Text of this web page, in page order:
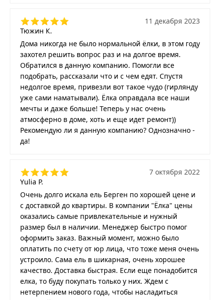
Тюжин К.
11 декабря 2023
Дома никогда не было нормальной ёлки, в этом году
захотел решить вопрос раз и на долгое время.
Обратился в данную компанию. Помогли все
подобрать, рассказали что и с чем едят. Спустя
недолгое время, привезли вот такое чудо (гирлянду
уже сами наматывали). Ёлка оправдала все наши
мечты и даже больше! Теперь у нас очень
атмосферно в доме, хоть и еще идет ремонт))
Рекомендую ли я данную компанию? Однозначно -
да!
Yulia P.
7 октября 2022
Очень долго искала ель Берген по хорошей цене и
с доставкой до квартиры. В компании "Ёлка" цены
оказались самые привлекательные и нужный
размер был в наличии. Менеджер быстро помог
оформить заказ. Важный момент, можно было
оплатить по счету от юр лица, что тоже меня очень
устроило. Сама ель в шикарная, очень хорошее
качество. Доставка быстрая. Если еще понадобится
елка, то буду покупать только у них. Ждем с
нетерпением нового года, чтобы насладиться